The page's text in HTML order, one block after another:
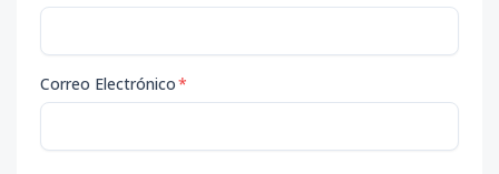
Correo Electrónico*